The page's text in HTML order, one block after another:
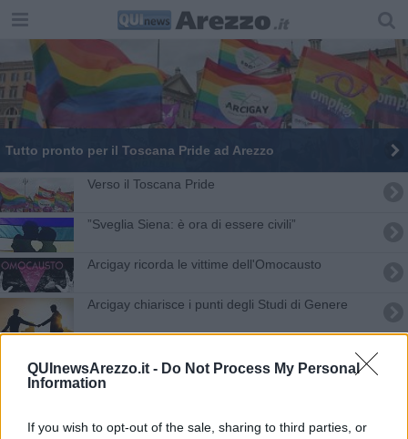
QUInewsArezzo.it - Do Not Process My Personal
Information
If you wish to opt-out of the sale, sharing to third parties, or
Tutto pronto per il Toscana Pride ad Arezzo
Verso il Toscana Pride
”Sveglia Siena: è ora di essere civili”
Arcigay ricorda le vittime dell'Omocausto
Arcigay chiarisce i punti degli Studi di Genere
​Omotransfobia, flash-mob con l’arcobaleno
Il Toscana Pride fa tappa anche ad Arezzo